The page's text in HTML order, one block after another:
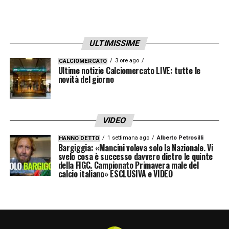
Italia verso i Mondiali, arriva un annuncio che cambia tutto:
Gattuso incredulo (Foto Instagram @azzurri) –
calcionews24.com
lo Sport e i Giovani,Andrea Abodi,
ULTIMISSIME
CALCIOMERCATO 3 ore ago
Ultime notizie Calciomercato LIVE: tutte le
novità del giorno
VIDEO
HANNO DETTO 1 settimana ago Alberto Petrosilli
Bargiggia: «Mancini voleva solo la Nazionale. Vi
svelo cosa è successo davvero dietro le quinte
della FIGC. Campionato Primavera male del
calcio italiano» ESCLUSIVA e VIDEO